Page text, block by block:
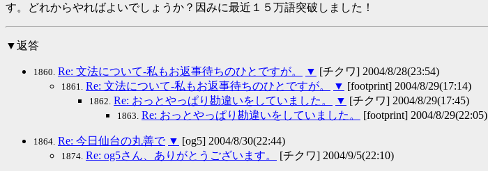
す。どれからやればよいでしょうか？因みに最近１５万語突破しました！
▼返答
1860. Re: 文法について-私もお返事待ちのひとですが。 ▼ [チクワ] 2004/8/28(23:54)
1861. Re: 文法について-私もお返事待ちのひとですが。 ▼ [footprint] 2004/8/29(17:14)
1862. Re: おっとやっぱり勘違いをしていました。 ▼ [チクワ] 2004/8/29(17:45)
1863. Re: おっとやっぱり勘違いをしていました。 [footprint] 2004/8/29(22:05)
1864. Re: 今日仙台の丸善で ▼ [og5] 2004/8/30(22:44)
1874. Re: og5さん、ありがとうございます。 [チクワ] 2004/9/5(22:10)